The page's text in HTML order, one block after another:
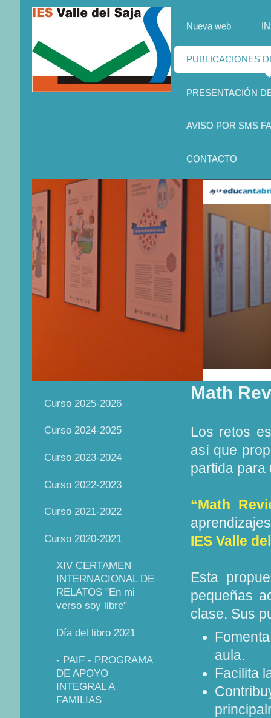
Nueva web
PUBLICACIONES
PRESENTACIÓN
AVISO POR SMS
CONTACTO
Math
Los retos
así que
partida para
“Math
IES Valle
Esta
pequeñas
clase. Sus
aula.
Facilita
Curso 2025-2026
Curso 2024-2025
Curso 2023-2024
Curso 2022-2023
Curso 2021-2022
Curso 2020-2021
XIV CERTAMEN
INTERNACIONAL DE
RELATOS "En mi
verso soy libre"
Día del libro 2021
- PAIF - PROGRAMA
DE APOYO
INTEGRAL A
FAMILIAS